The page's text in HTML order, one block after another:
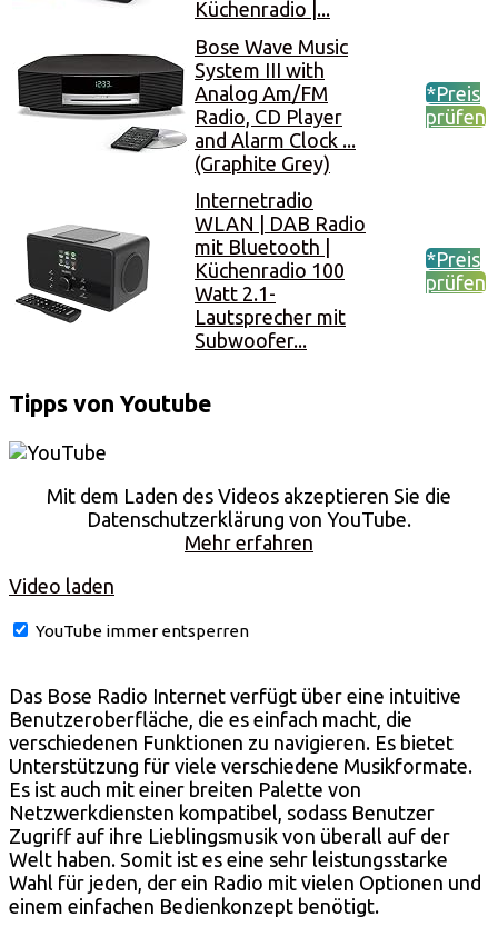
Küchenradio |...
Bose Wave Music
System III with
Analog Am/FM
Radio, CD Player
and Alarm Clock ...
(Graphite Grey)
*Preis
prüfen
Internetradio
WLAN | DAB Radio
mit Bluetooth |
Küchenradio 100
Watt 2.1-
Lautsprecher mit
Subwoofer...
*Preis
prüfen
Tipps von Youtube
Mit dem Laden des Videos akzeptieren Sie die
Datenschutzerklärung von YouTube.
Mehr erfahren
Video laden
YouTube immer entsperren
Das Bose Radio Internet verfügt über eine intuitive
Benutzeroberfläche, die es einfach macht, die
verschiedenen Funktionen zu navigieren. Es bietet
Unterstützung für viele verschiedene Musikformate.
Es ist auch mit einer breiten Palette von
Netzwerkdiensten kompatibel, sodass Benutzer
Zugriff auf ihre Lieblingsmusik von überall auf der
Welt haben. Somit ist es eine sehr leistungsstarke
Wahl für jeden, der ein Radio mit vielen Optionen und
einem einfachen Bedienkonzept benötigt.